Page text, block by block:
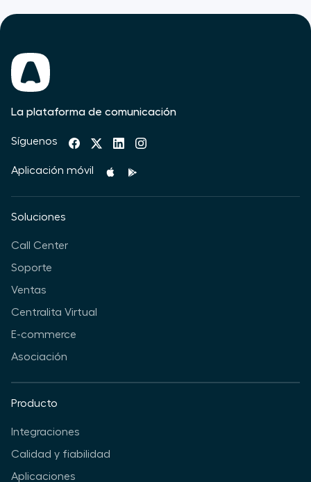
La plataforma de comunicación
Síguenos
Aplicación móvil
Soluciones
Call Center
Soporte
Ventas
Centralita Virtual
E-commerce
Asociación
Producto
Integraciones
Calidad y fiabilidad
Aplicaciones